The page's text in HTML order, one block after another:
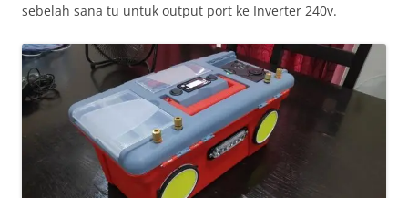
sebelah sana tu untuk output port ke Inverter 240v.